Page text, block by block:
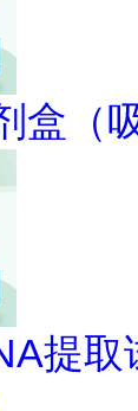
盒（
提取